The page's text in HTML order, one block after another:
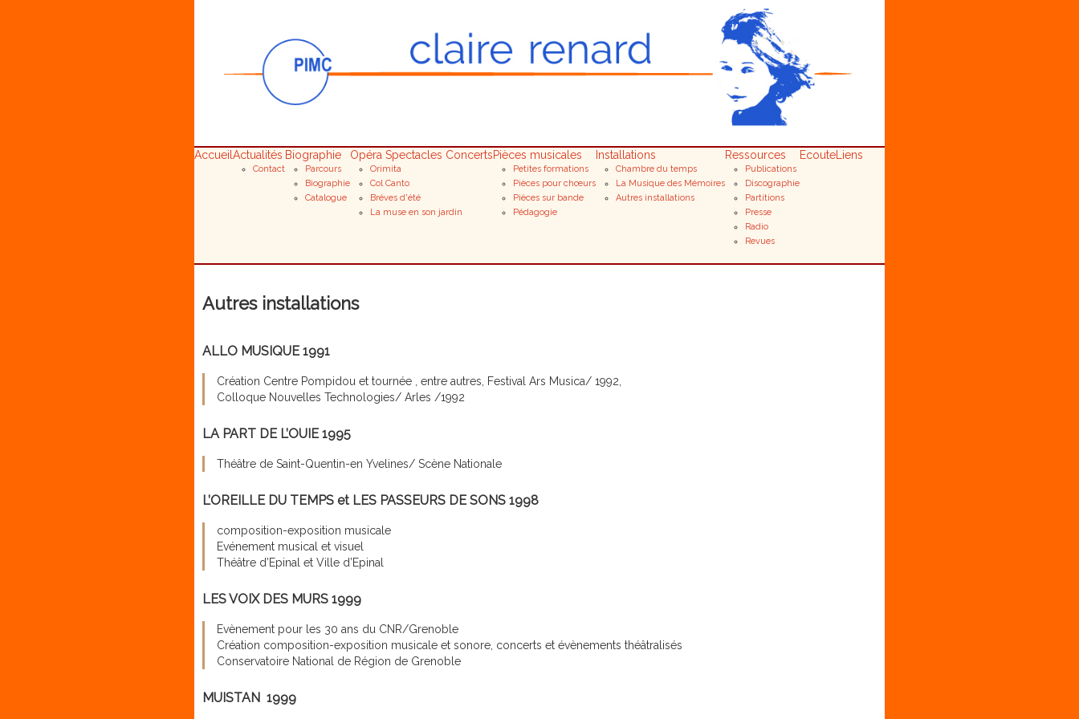
Accueil Actualités
Contact
Biographie
Parcours
Biographie
Catalogue
Opéra Spectacles Concerts
Orimita
Col Canto
Bréves d'été
La muse en son jardin
Pièces musicales
Petites formations
Pièces pour chœurs
Pièces sur bande
Pédagogie
Installations
Chambre du temps
La Musique des Mémoires
Autres installations
Ressources
Publications
Discographie
Partitions
Presse
Radio
Revues
Ecoute Liens
Autres installations
ALLO MUSIQUE 1991
Création Centre Pompidou et tournée , entre autres, Festival Ars Musica/ 1992,
Colloque Nouvelles Technologies/ Arles /1992
LA PART DE L’OUIE 1995
Théâtre de Saint-Quentin-en Yvelines/ Scène Nationale
L’OREILLE DU TEMPS et LES PASSEURS DE SONS 1998
composition-exposition musicale
Evénement musical et visuel
Théâtre d’Epinal et Ville d’Epinal
LES VOIX DES MURS 1999
Evènement pour les 30 ans du CNR/Grenoble
Création composition-exposition musicale et sonore, concerts et évènements théâtralisés
Conservatoire National de Région de Grenoble
MUISTAN 1999